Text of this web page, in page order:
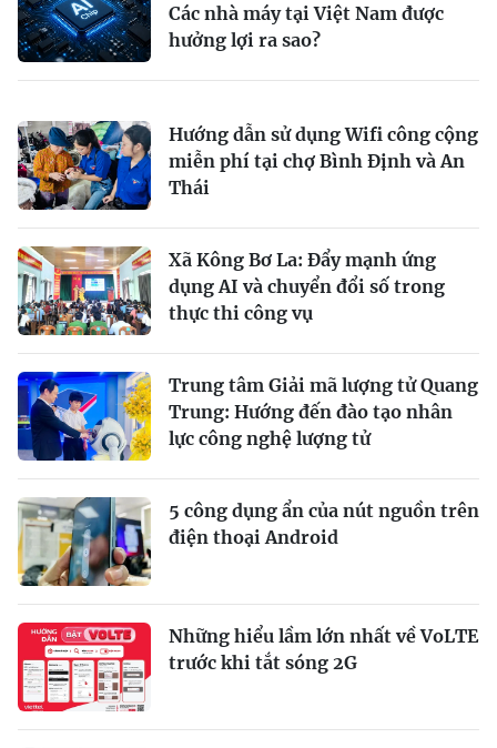
Các nhà máy tại Việt Nam được
hưởng lợi ra sao?
Hướng dẫn sử dụng Wifi công cộng
miễn phí tại chợ Bình Định và An
Thái
Xã Kông Bơ La: Đẩy mạnh ứng
dụng AI và chuyển đổi số trong
thực thi công vụ
Trung tâm Giải mã lượng tử Quang
Trung: Hướng đến đào tạo nhân
lực công nghệ lượng tử
5 công dụng ẩn của nút nguồn trên
điện thoại Android
Những hiểu lầm lớn nhất về VoLTE
trước khi tắt sóng 2G